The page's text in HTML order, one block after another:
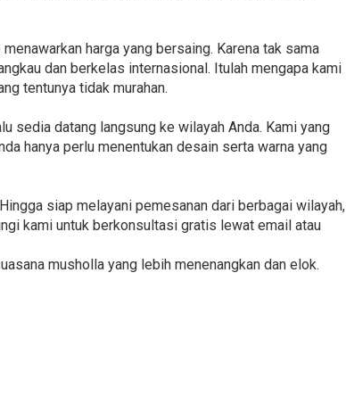
harga yang bersaing. Karena tak sama
dan berkelas internasional. Itulah mengapa kami
tentunya tidak murahan.
sedia datang langsung ke wilayah Anda. Kami yang
hanya perlu menentukan desain serta warna yang
siap melayani pemesanan dari berbagai wilayah,
kami untuk berkonsultasi gratis lewat email atau
musholla yang lebih menenangkan dan elok.